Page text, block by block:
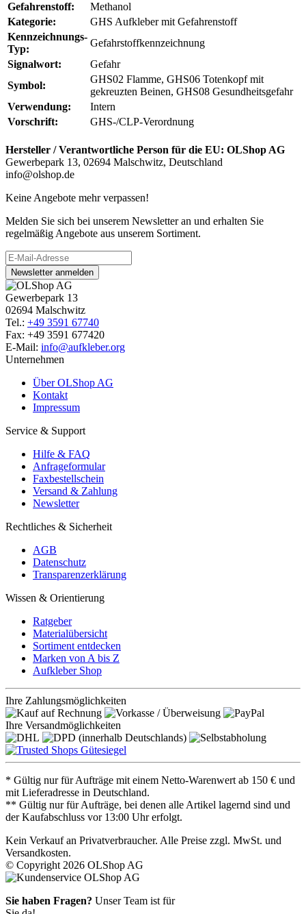
Gefahrenstoff:
Methanol
Kategorie:
GHS Aufkleber mit Gefahrenstoff
Kennzeichnungs-
Typ:
Gefahrstoffkennzeichnung
Signalwort:
Gefahr
Symbol:
GHS02 Flamme, GHS06 Totenkopf mit
gekreuzten Beinen, GHS08 Gesundheitsgefahr
Verwendung:
Intern
Vorschrift:
GHS-/CLP-Verordnung
Hersteller / Verantwortliche Person für die EU: OLShop AG
Gewerbepark 13, 02694 Malschwitz, Deutschland
info@olshop.de
Keine Angebote mehr verpassen!
Melden Sie sich bei unserem Newsletter an und erhalten Sie
regelmäßig Angebote aus unserem Sortiment.
Newsletter anmelden
Gewerbepark 13
02694 Malschwitz
Tel.: +49 3591 67740
Fax: +49 3591 677420
E-Mail: info@aufkleber.org
Unternehmen
Über OLShop AG
Kontakt
Impressum
Service & Support
Hilfe & FAQ
Anfrageformular
Faxbestellschein
Versand & Zahlung
Newsletter
Rechtliches & Sicherheit
AGB
Datenschutz
Transparenzerklärung
Wissen & Orientierung
Ratgeber
Materialübersicht
Sortiment entdecken
Marken von A bis Z
Aufkleber Shop
Ihre Zahlungsmöglichkeiten
Ihre Versandmöglichkeiten
* Gültig nur für Aufträge mit einem Netto-Warenwert ab 150 € und
mit Lieferadresse in Deutschland.
** Gültig nur für Aufträge, bei denen alle Artikel lagernd sind und
der Kaufabschluss vor 13:00 Uhr erfolgt.
Kein Verkauf an Privatverbraucher. Alle Preise zzgl. MwSt. und
Versandkosten.
© Copyright 2026 OLShop AG
Sie haben Fragen? Unser Team ist für